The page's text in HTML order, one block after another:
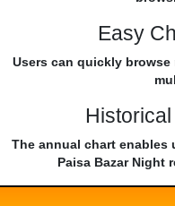
Easy
Users can quickly
The annual chart
Paisa Bazar Night